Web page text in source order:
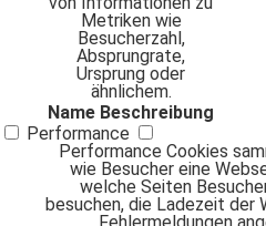
Metriken wie
Besucherzahl,
Absprungrate,
Ursprung oder
ähnlichem.
Name Beschreibung
Performance
Performance Cookies
wie Besucher eine
welche Seiten
besuchen, die Ladezeit der